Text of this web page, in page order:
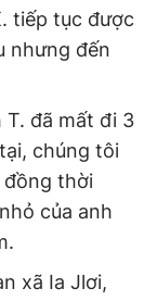
tiếp tục được
nhưng đến
T. đã mất đi 3
chúng tôi
đồng thời
của anh
xã Ia Jlơi,